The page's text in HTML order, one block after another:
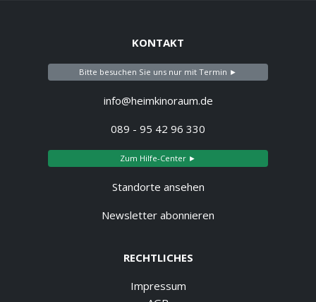
KONTAKT
Bitte besuchen Sie uns nur mit Termin ►
info@heimkinoraum.de
089 - 95 42 96 330
Zum Hilfe-Center ►
Standorte ansehen
Newsletter abonnieren
RECHTLICHES
Impressum